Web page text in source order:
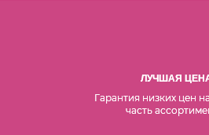
ЛУЧШАЯ
Гарантия низких цен
часть